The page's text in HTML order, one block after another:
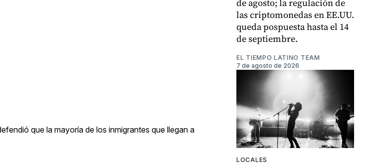
que la mayoría de los inmigrantes que llegan a
de agosto; la regulación de
las criptomonedas en EE.UU.
queda pospuesta hasta el 14
de septiembre.
EL TIEMPO LATINO TEAM
7 de agosto de 2026
LOCALES